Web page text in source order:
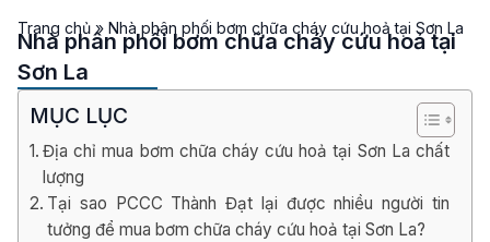
Trang chủ » Nhà phân phối bơm chữa cháy cứu hoả tại Sơn La
Nhà phân phối bơm chữa cháy cứu hoả tại
Sơn La
MỤC LỤC
Địa chỉ mua bơm chữa cháy cứu hoả tại Sơn La chất
lượng
Tại sao PCCC Thành Đạt lại được nhiều người tin
tưởng để mua bơm chữa cháy cứu hoả tại Sơn La?